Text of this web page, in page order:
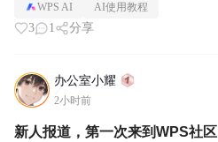
WPS AI AI使用教程
3 1 分享
办公室小耀
2小时前
新人报道，第一次来到WPS社区